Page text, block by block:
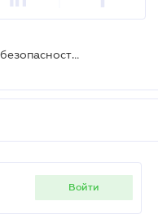
Магнитные бури могут влиять на безопасность труда – Гоструда предупреждает работодателей
войти